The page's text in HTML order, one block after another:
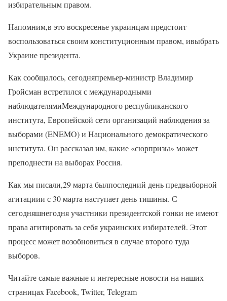
избирательным правом.
Напомним,в это воскресенье украинцам предстоит
воспользоваться своим конституционным правом, ивыбрать
Украине президента.
Как сообщалось, сегодняпремьер-министр Владимир
Гройсман встретился с международными
наблюдателямиМеждународного республиканского
института, Европейской сети организаций наблюдения за
выборами (ENEMO) и Национального демократического
института. Он рассказал им, какие «сюрпризы» может
преподнести на выборах Россия.
Как мы писали,29 марта былпоследний день предвыборной
агитациии с 30 марта наступает день тишины. С
сегодняшнегодня участники президентской гонки не имеют
права агитировать за себя украинских избирателей. Этот
процесс может возобновиться в случае второго туда
выборов.
Читайте самые важные и интересные новости на наших
страницах Facebook, Twitter, Telegram